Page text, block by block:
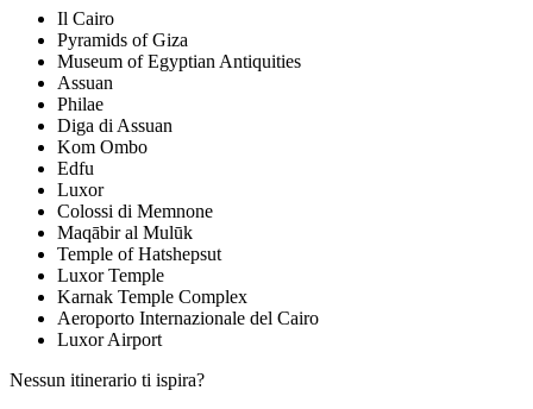
Il Cairo
Pyramids of Giza
Museum of Egyptian Antiquities
Assuan
Philae
Diga di Assuan
Kom Ombo
Edfu
Luxor
Colossi di Memnone
Maqābir al Mulūk
Temple of Hatshepsut
Luxor Temple
Karnak Temple Complex
Aeroporto Internazionale del Cairo
Luxor Airport
Nessun itinerario ti ispira?